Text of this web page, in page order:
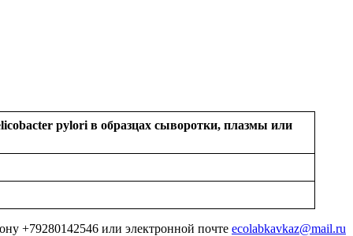
pylori в образцах сыворотки, плазмы или
+79280142546 или электронной почте ecolabkavkaz@mail.ru